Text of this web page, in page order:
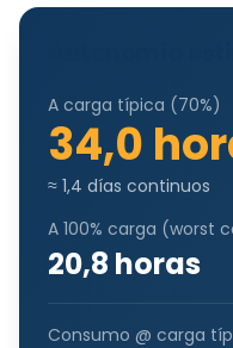
A carga típica (70%)
34,0
≈ 1,4 días continuos
A 100% carga (worst
20,8 horas
Consumo @ carga